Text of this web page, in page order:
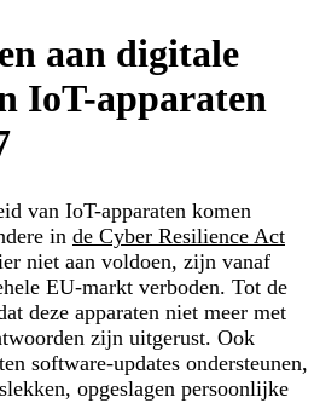
aan digitale
IoT-apparaten
van IoT-apparaten komen
in de Cyber Resilience Act
niet aan voldoen, zijn vanaf
EU-markt verboden. Tot de
deze apparaten niet meer met
zijn uitgerust. Ook
software-updates ondersteunen,
opgeslagen persoonlijke